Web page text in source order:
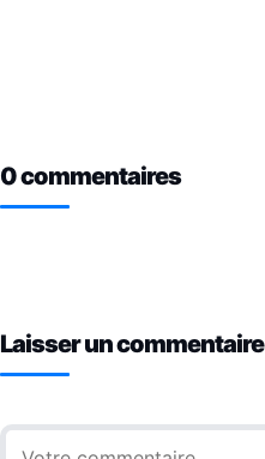
0 commentaires
Laisser un commentaire
Commentaire